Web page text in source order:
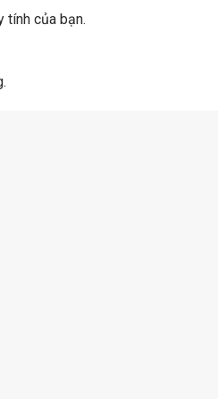
tính của bạn.